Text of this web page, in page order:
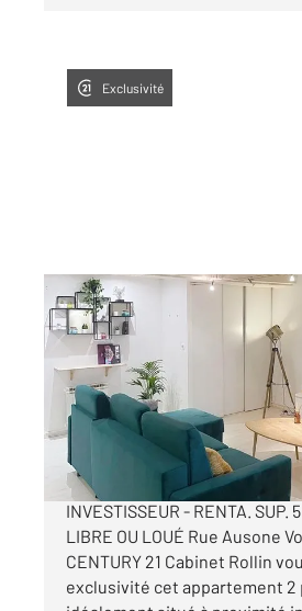
Exclusivité
BORDEAUX 33
56,72 m2, 2 pièces
Ref : 26373
Appartement T2 à
247 000 €
BORDEAUX CENTRE 2 PIECES
INVESTISSEUR - RENTA. SUP.
LIBRE OU LOUÉ Rue Ausone
CENTURY 21 Cabinet Rollin
exclusivité cet appartement 2